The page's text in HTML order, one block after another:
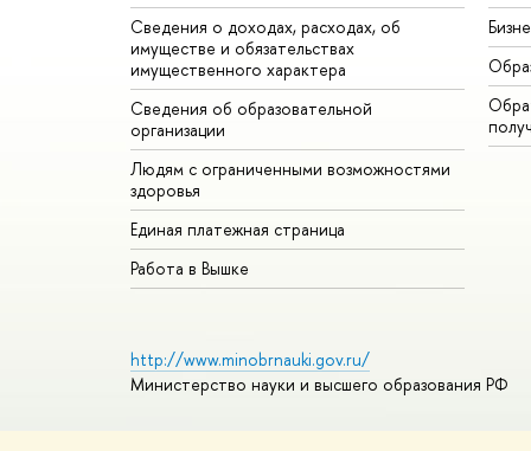
Сведения о доходах, расходах, об
имуществе и обязательствах
имущественного характера
Сведения об образовательной
организации
Людям с ограниченными возможностями
здоровья
Единая платежная страница
Работа в Вышке
http://www.minobrnauki.gov.ru/
Министерство науки и высшего образования РФ